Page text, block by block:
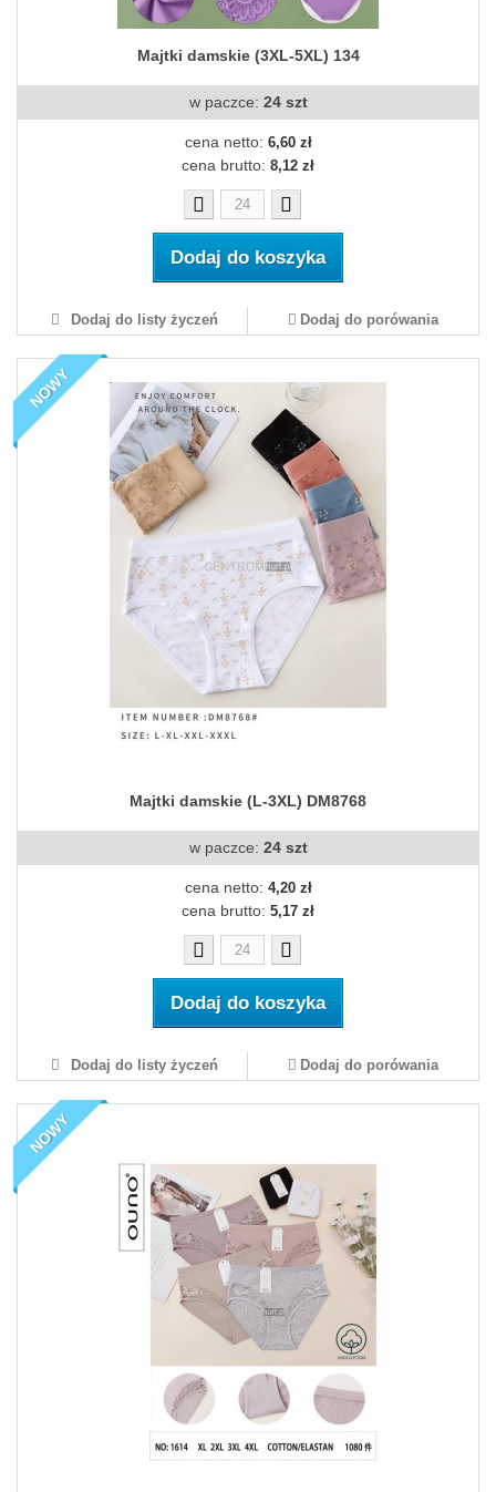
Majtki damskie (3XL-5XL) 134
w paczce: 24 szt
cena netto: 6,60 zł
cena brutto: 8,12 zł
Dodaj do koszyka
Dodaj do listy życzeń Dodaj do porówania
NOWY
Majtki damskie (L-3XL) DM8768
w paczce: 24 szt
cena netto: 4,20 zł
cena brutto: 5,17 zł
Dodaj do koszyka
Dodaj do listy życzeń Dodaj do porówania
NOWY